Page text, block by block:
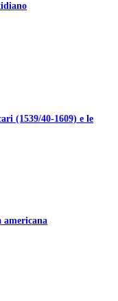
(1539/40-1609) e le
americana